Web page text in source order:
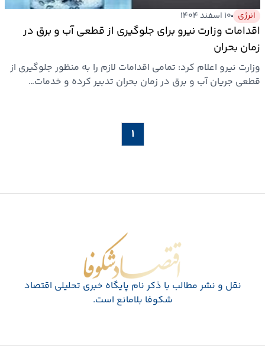
انرژی ۱۰ اسفند ۱۴۰۴
اقدامات وزارت نیرو برای جلوگیری از قطعی آب و برق در
زمان بحران
وزارت نیرو اعلام کرد: تمامی اقدامات لازم را به منظور جلوگیری از
قطعی جریان آب و برق در زمان بحران تدبیر کرده و خدمات…
۱
اقتصاد شکوفا
نقل و نشر مطالب با ذکر نام پايگاه خبری تحليلی اقتصاد
شکوفا بلامانع است.